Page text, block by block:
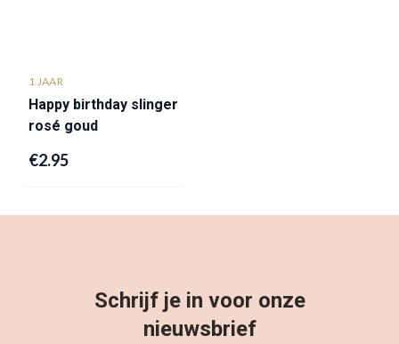
1 JAAR
Happy birthday slinger
rosé goud
€2.95
Schrijf je in voor onze
nieuwsbrief